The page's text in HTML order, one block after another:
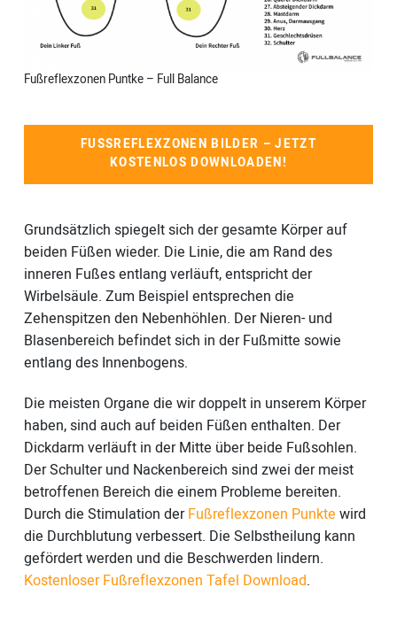
Fußreflexzonen Puntke – Full Balance
FUSSREFLEXZONEN BILDER – JETZT K
OSTENLOS DOWNLOADEN!
Grundsätzlich spiegelt sich der gesamte Körper auf
beiden Füßen wieder. Die Linie, die am Rand des
inneren Fußes entlang verläuft, entspricht der
Wirbelsäule. Zum Beispiel entsprechen die
Zehenspitzen den Nebenhöhlen. Der Nieren- und
Blasenbereich befindet sich in der Fußmitte sowie
entlang des Innenbogens.
Die meisten Organe die wir doppelt in unserem Körper
haben, sind auch auf beiden Füßen enthalten. Der
Dickdarm verläuft in der Mitte über beide Fußsohlen.
Der Schulter und Nackenbereich sind zwei der meist
betroffenen Bereich die einem Probleme bereiten.
Durch die Stimulation derFußreflexzonen Punkte wird
die Durchblutung verbessert. Die Selbstheilung kann
gefördert werden und die Beschwerden lindern.
Kostenloser Fußreflexzonen Tafel Download.